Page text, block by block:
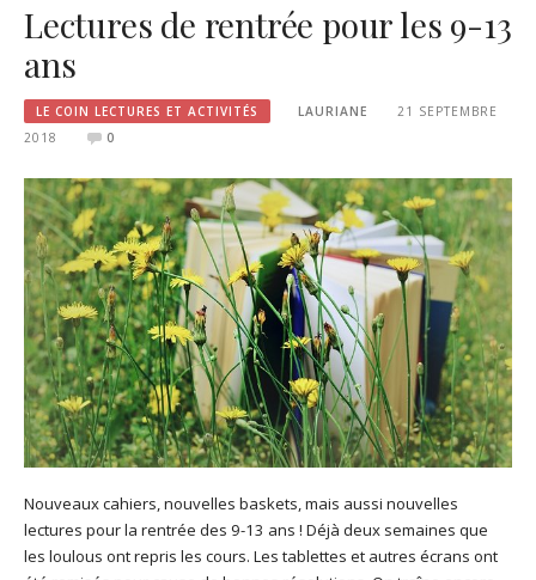
Lectures de rentrée pour les 9-13
ans
LE COIN LECTURES ET ACTIVITÉS LAURIANE
21 SEPTEMBRE
2018
0
Nouveaux cahiers, nouvelles baskets, mais aussi nouvelles
lectures pour la rentrée des 9-13 ans ! Déjà deux semaines que
les loulous ont repris les cours. Les tablettes et autres écrans ont